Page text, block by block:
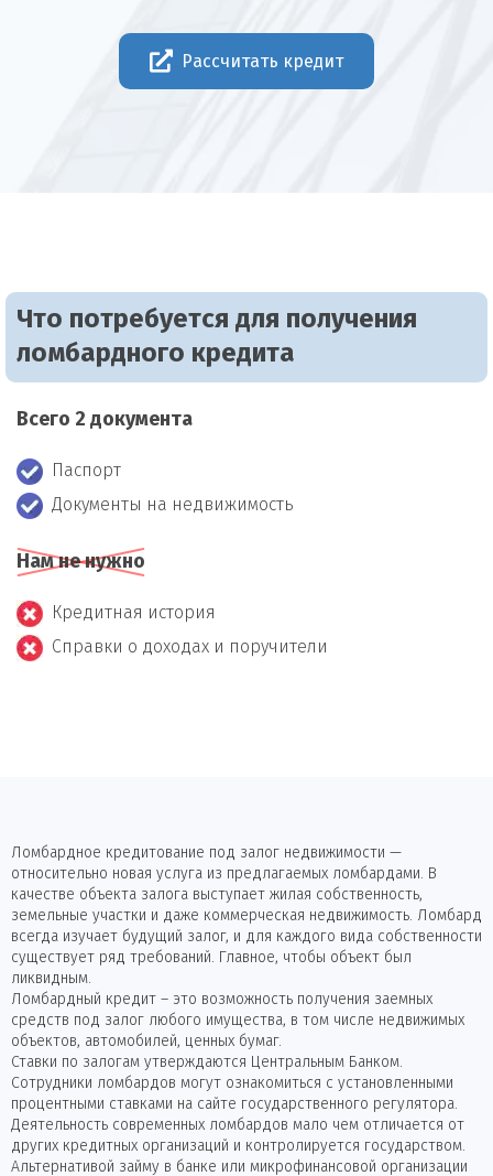
Рассчитать кредит
Что потребуется для получения
ломбардного кредита
Всего 2 документа
Паспорт
Документы на недвижимость
Нам не нужно
Кредитная история
Справки о доходах и поручители
Ломбардное кредитование под залог недвижимости —
относительно новая услуга из предлагаемых ломбардами. В
качестве объекта залога выступает жилая собственность,
земельные участки и даже коммерческая недвижимость. Ломбард
всегда изучает будущий залог, и для каждого вида собственности
существует ряд требований. Главное, чтобы объект был
ликвидным.
Ломбардный кредит – это возможность получения заемных
средств под залог любого имущества, в том числе недвижимых
объектов, автомобилей, ценных бумаг.
Ставки по залогам утверждаются Центральным Банком.
Сотрудники ломбардов могут ознакомиться с установленными
процентными ставками на сайте государственного регулятора.
Деятельность современных ломбардов мало чем отличается от
других кредитных организаций и контролируется государством.
Альтернативой займу в банке или микрофинансовой организации